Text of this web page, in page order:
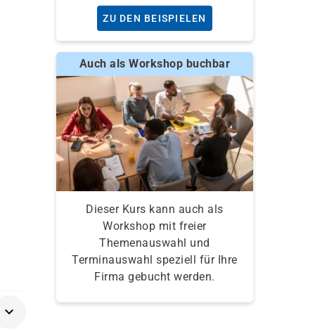
ZU DEN BEISPIELEN
Auch als Workshop buchbar
Dieser Kurs kann auch als
Workshop mit freier
Themenauswahl und
Terminauswahl speziell für Ihre
Firma gebucht werden.